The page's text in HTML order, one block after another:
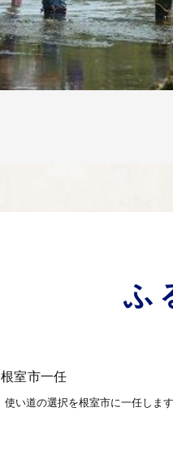
ふ
根室市一任
使い道の選択を根室市に一任します